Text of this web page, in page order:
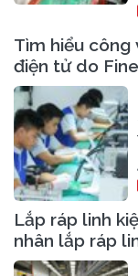
Tìm hiểu công
điện tử do
Lắp ráp linh
nhân lắp ráp